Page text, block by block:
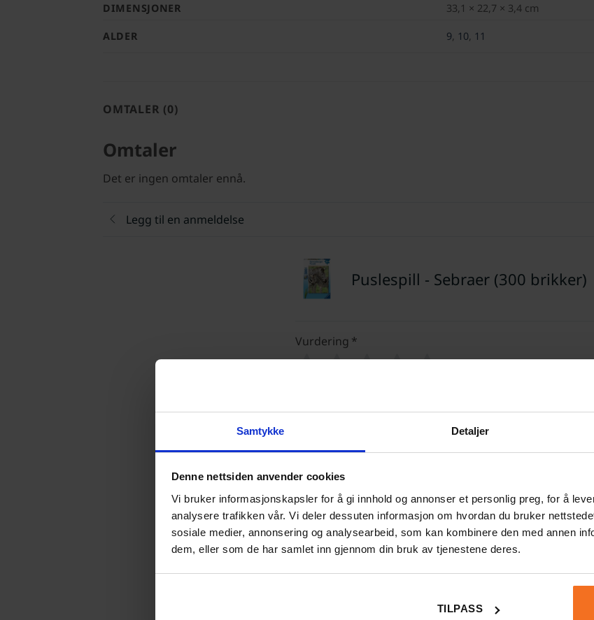
Samtykke Detaljer
Denne nettsiden anvender cookies
Vi bruker informasjonskapsler for å gi innhold og annonser et personlig preg, for å
analysere trafikken vår. Vi deler dessuten informasjon om hvordan du bruker
sosiale medier, annonsering og analysearbeid, som kan kombinere den med annen
dem, eller som de har samlet inn gjennom din bruk av tjenestene deres.
TILPASS
DIMENSJONER
33,1 × 22,7 × 3,4 cm
ALDER 9 10 11
OMTALER (0)
Omtaler
Det er ingen omtaler ennå.
Legg til en anmeldelse
Puslespill - Sebraer (300 brikker)
Vurdering *
0/5